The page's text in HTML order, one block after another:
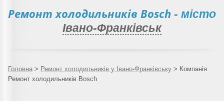
Ремонт холодильників Bosch - місто
Івано-Франківськ
Головна > Ремонт холодильників у Івано-Франківську > Компанія
Ремонт холодильників Bosch